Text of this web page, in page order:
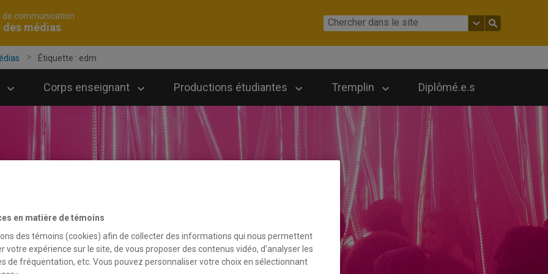
de communication
des médias
Étiquette : edm
Corps enseignant Productions étudiantes Tremplin Diplômé.e.s
en matière de témoins
des témoins (cookies) afin de collecter des informations qui nous permettent
votre expérience sur le site, de vous proposer des contenus vidéo, d’analyser les
de fréquentation, etc. Vous pouvez personnaliser votre choix en sélectionnant